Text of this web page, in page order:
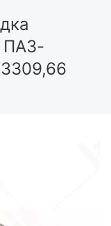
ПАЗ-